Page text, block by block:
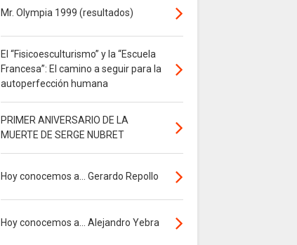
Mr. Olympia 1999 (resultados)
El “Fisicoesculturismo” y la “Escuela
Francesa”: El camino a seguir para la
autoperfección humana
PRIMER ANIVERSARIO DE LA
MUERTE DE SERGE NUBRET
Hoy conocemos a... Gerardo Repollo
Hoy conocemos a... Alejandro Yebra